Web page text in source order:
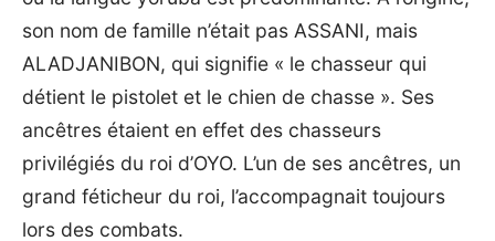
son nom de famille n’était pas ASSANI, mais
ALADJANIBON, qui signifie « le chasseur qui
détient le pistolet et le chien de chasse ». Ses
ancêtres étaient en effet des chasseurs
privilégiés du roi d’OYO. L’un de ses ancêtres, un
grand féticheur du roi, l’accompagnait toujours
lors des combats.